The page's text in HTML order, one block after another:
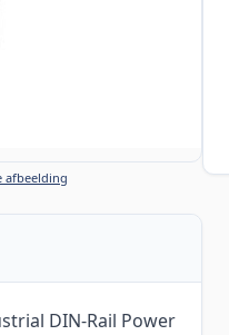
afbeelding
DIN-Rail Power